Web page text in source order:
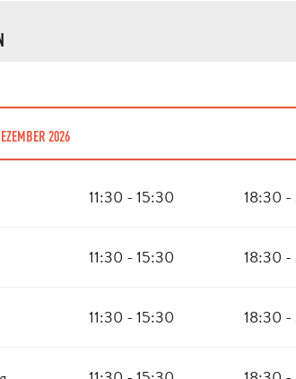
2026
BIS ZUM 31 DEZEMBER 2026
11:30 - 15:30 18:30
11:30 - 15:30 18:30
11:30 - 15:30 18:30